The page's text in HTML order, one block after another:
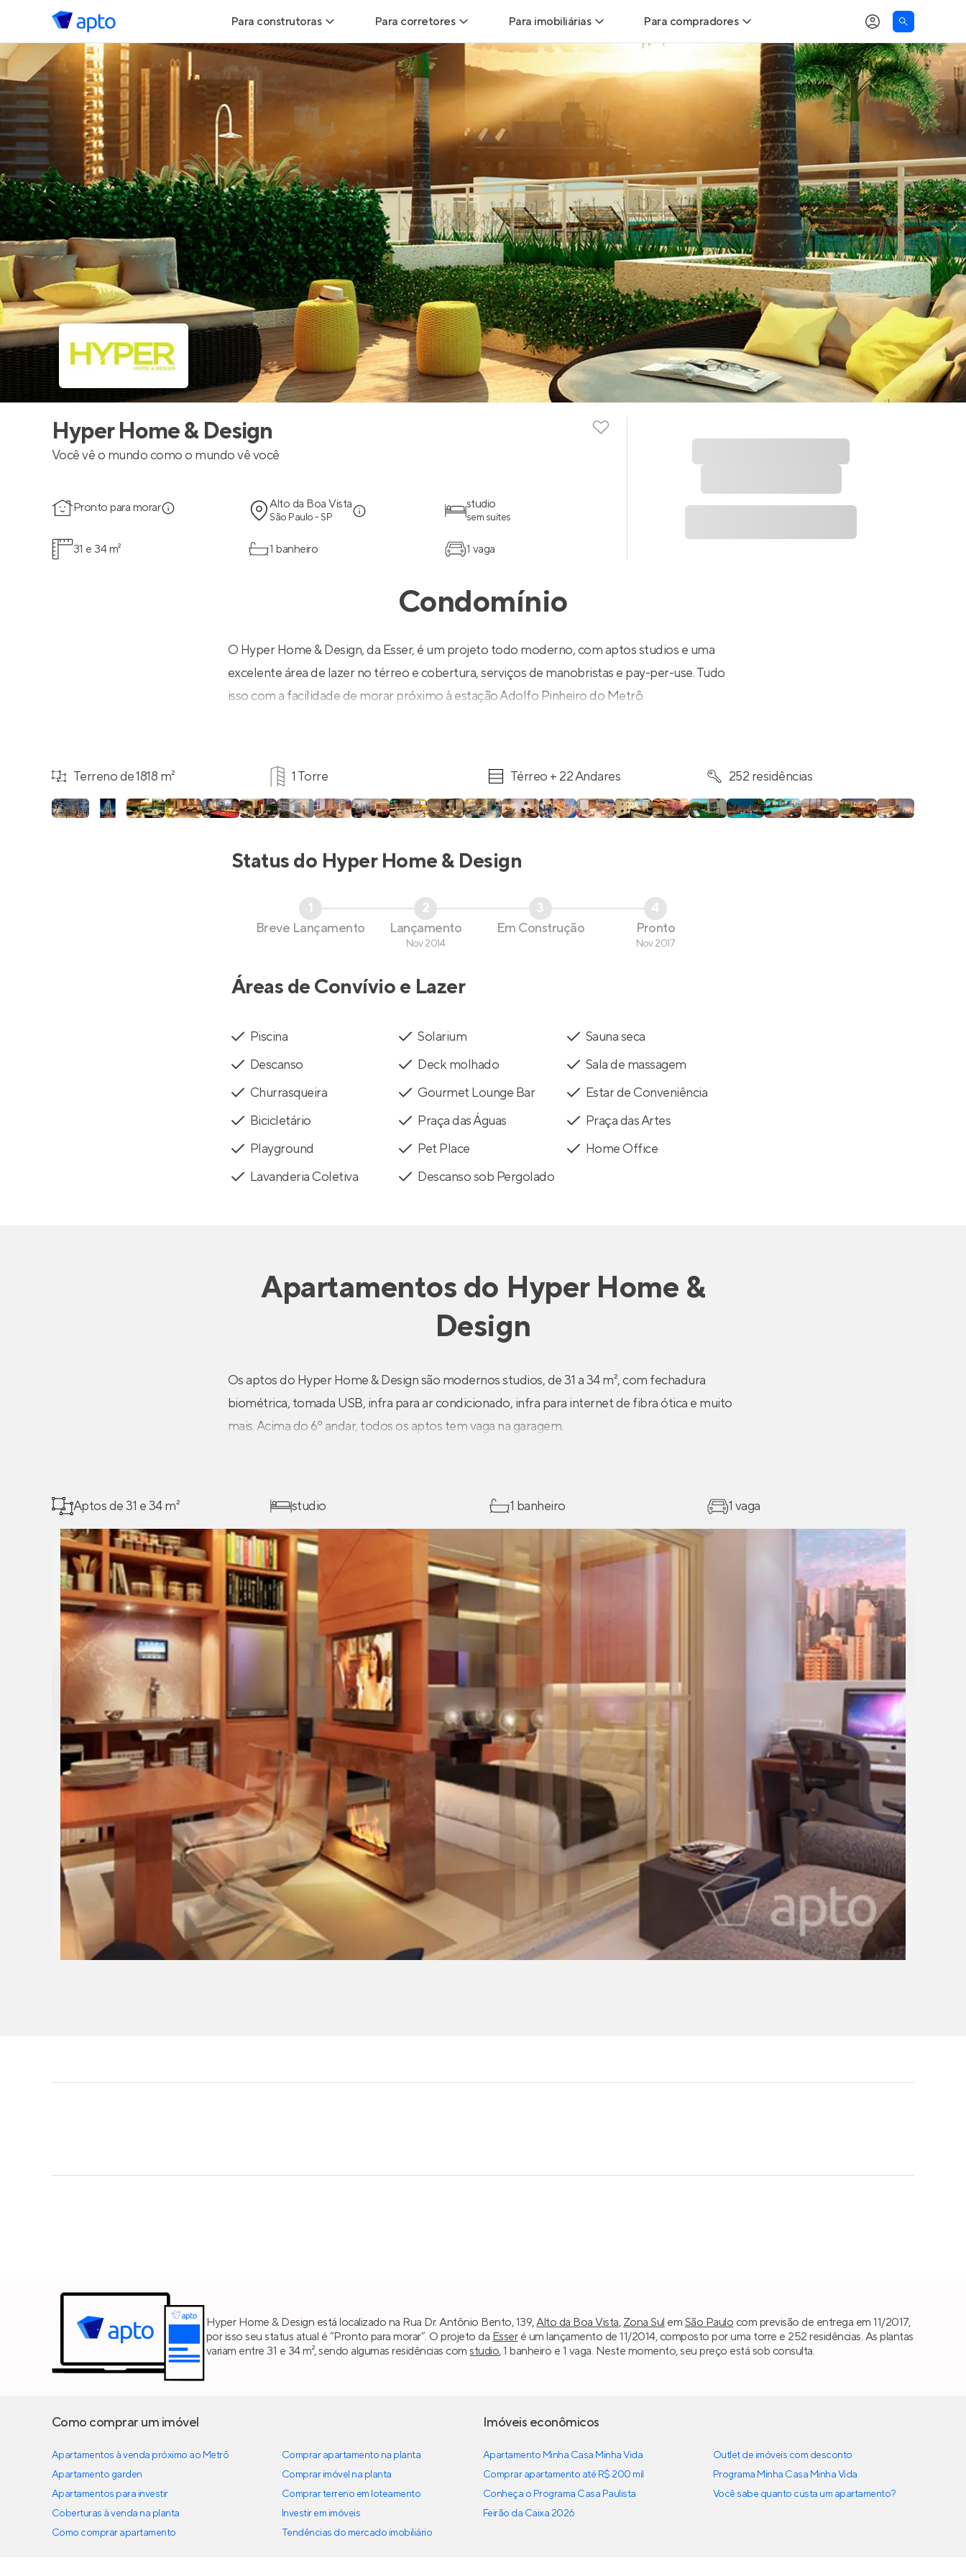
Para construtoras
Geração de Leads
Geração de Visitas
Geração de Vendas
Maiores Construtoras
Parcerias Imobiliárias
Anunciar Imóveis
Para corretores
Leads para Corretores
Corretor+
Parcerias imobiliárias
Hub de Corretores
Perfil Verificado
Anunciar imóveis
Para imobiliárias
Leads para Imobiliárias
Hub de imobiliárias
Anunciar imóveis
Para compradores
Buscar um imóvel novo
Calcule seu Poder de Compra
Correção do INCC
Simulador de Financiamento
Encontre um corretor
Hyper Home & Design
Você vê o mundo como o mundo vê você
Pronto para morar Alto da Boa Vista
São Paulo - SP
studio
sem suítes
31 e 34 m² 1 banheiro 1 vaga
Condomínio
O Hyper Home & Design, da Esser, é um projeto todo moderno, com aptos studios e uma
excelente área de lazer no térreo e cobertura, serviços de manobristas e pay-per-use. Tudo
isso com a facilidade de morar próximo à estação Adolfo Pinheiro do Metrô.
Terreno de 1818 m² 1 Torre Térreo + 22 Andares 252 residências
Status do Hyper Home & Design
1
Breve Lançamento
2
Lançamento
Nov 2014
3
Em Construção
4
Pronto
Nov 2017
Áreas de Convívio e Lazer
Piscina Solarium
Sauna seca
Descanso
Deck molhado
Sala de massagem
Churrasqueira
Gourmet Lounge Bar
Estar de Conveniência
Bicicletário
Praça das Águas
Praça das Artes
Playground
Pet Place
Home Office
Lavanderia Coletiva
Descanso sob Pergolado
Apartamentos do Hyper Home &
Design
Os aptos do Hyper Home & Design são modernos studios, de 31 a 34 m², com fechadura
biométrica, tomada USB, infra para ar condicionado, infra para internet de fibra ótica e muito
mais. Acima do 6º andar, todos os aptos tem vaga na garagem.
Aptos de 31 e 34 m² studio 1 banheiro 1 vaga
Hyper Home & Design está localizado na Rua Dr. Antônio Bento, 139,Alto da Boa Vista, Zona Sul em São Paulo com previsão de entrega em 11/2017,
por isso seu status atual é “Pronto para morar”. O projeto da Esseré um lançamento de 11/2014, composto por uma torre e 252 residências. As plantas
variam entre 31 e 34 m², sendo algumas residências comstudio, 1 banheiro e 1 vaga. Neste momento, seu preço está sob consulta.
Como comprar um imóvel
Apartamentos à venda próximo ao Metrô
Apartamento garden
Apartamentos para investir
Coberturas à venda na planta
Como comprar apartamento
Comprar apartamento na planta
Comprar imóvel na planta
Comprar terreno em loteamento
Investir em imóveis
Tendências do mercado imobiliário
Imóveis econômicos
Apartamento Minha Casa Minha Vida
Comprar apartamento até R$ 200 mil
Conheça o Programa Casa Paulista
Feirão da Caixa 2026
Outlet de imóveis com desconto
Programa Minha Casa Minha Vida
Você sabe quanto custa um apartamento?